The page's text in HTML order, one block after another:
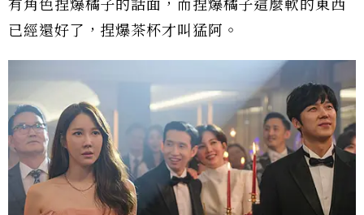
有角色捏爆橘子的話面，而捏爆橘子這麼軟的東西
已經還好了，捏爆茶杯才叫猛阿。